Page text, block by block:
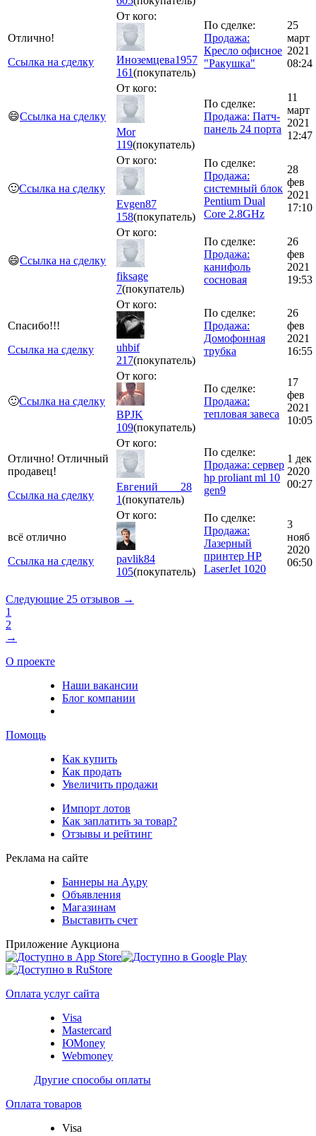
Отлично!
Ссылка на сделку
От кого:
Иноземцева1957
161(покупатель)
По сделке:
Продажа:
Кресло офисное
"Ракушка"
25
март
2021
08:24
😄Ссылка на сделку
От кого:
Mor
119(покупатель)
По сделке:
Продажа: Патч-
панель 24 порта
11
март
2021
12:47
🙂Ссылка на сделку
От кого:
Evgen87
158(покупатель)
По сделке:
Продажа:
системный блок
Pentium Dual
Core 2.8GHz
28
фев
2021
17:10
😄Ссылка на сделку
От кого:
fiksage
7(покупатель)
По сделке:
Продажа:
канифоль
сосновая
26
фев
2021
19:53
Спасибо!!!
Ссылка на сделку
От кого:
uhbif
217(покупатель)
По сделке:
Продажа:
Домофонная
трубка
26
фев
2021
16:55
🙂Ссылка на сделку
От кого:
BPJK
109(покупатель)
По сделке:
Продажа:
тепловая завеса
17
фев
2021
10:05
Отлично! Отличный
продавец!
Ссылка на сделку
От кого:
Евгений____28
1(покупатель)
По сделке:
Продажа: сервер
hp proliant ml 10
gen9
1 дек
2020
00:27
всё отлично
Ссылка на сделку
От кого:
pavlik84
105(покупатель)
По сделке:
Продажа:
Лазерный
принтер HP
LaserJet 1020
3
нояб
2020
06:50
Следующие 25 отзывов →
1
2
→
О проекте
Наши вакансии
Блог компании
Помощь
Как купить
Как продать
Увеличить продажи
Импорт лотов
Как заплатить за товар?
Отзывы и рейтинг
Реклама на сайте
Баннеры на Ау.ру
Объявления
Магазинам
Выставить счет
Приложение Аукциона
Оплата услуг сайта
Visa
Mastercard
ЮMoney
Webmoney
Другие способы оплаты
Оплата товаров
Visa